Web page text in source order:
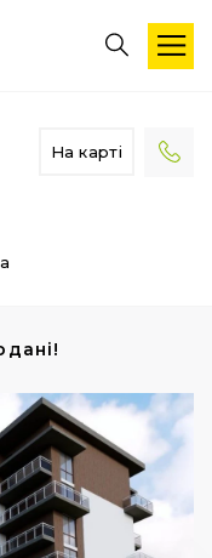
На карті